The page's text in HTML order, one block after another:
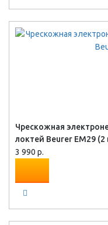
Чрескожная
локтей Beurer EM29 (2
3 990 р.